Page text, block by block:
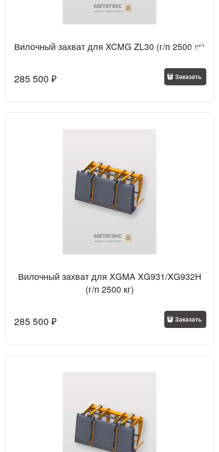
Вилочный захват для XCMG ZL30 (г/п 2500 кг)
285 500 ₽ Заказать
Вилочный захват для XGMA XG931/XG932H
(г/п 2500 кг)
285 500 ₽ Заказать